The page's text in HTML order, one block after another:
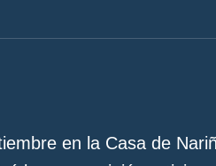
en la Casa de